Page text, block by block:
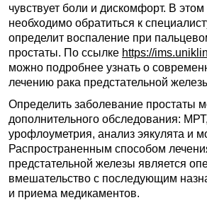
чувствует боли и дискомфорт. В этом
необходимо обратиться к
определит воспаление при
простаты. По ссылке https://
можно подробнее узнать о
лечению рака предстательной
Определить заболевание простаты
дополнительного обследования:
урофлоуметрия, анализ эякулята и
Распространенным способом
предстательной железы является
вмешательство с последующим
и приема медикаментов.